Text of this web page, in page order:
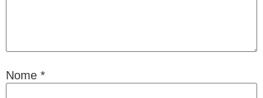
Nome *